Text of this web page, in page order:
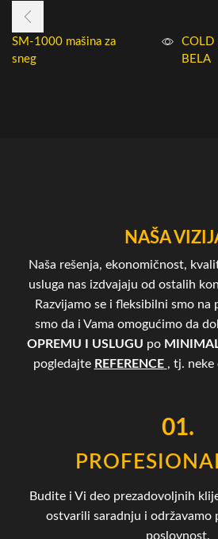
SM-1000 mašina za
sneg
COLD
BELA
NAŠA
Naša rešenja, ekonomičnost,
usluga nas izdvajaju od ostalih
Razvijamo se i fleksibilni smo na
smo da i Vama omogućimo da
OPREMU I USLUGU po
pogledajte REFERENCE , tj. neke
01.
Budite i Vi deo prezadovoljnih
ostvarili saradnju i održavamo
poslovnost.